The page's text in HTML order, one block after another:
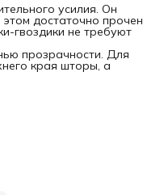
усилия. Он
этом достаточно прочен
гвоздики не требуют
прозрачности. Для
края шторы, а